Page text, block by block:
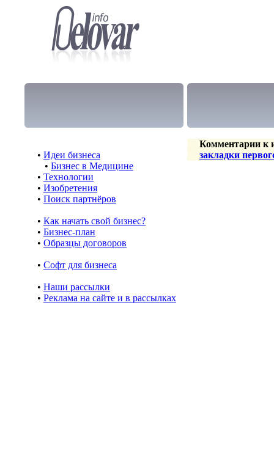
• Идеи бизнеса
• Бизнес в Медицине
• Технологии
• Изобретения
• Поиск партнёров
• Как начать свой бизнес?
• Бизнес-план
• Образцы договоров
• Cофт для бизнеса
• Наши рассылки
• Реклама на сайте и в рассылках
Комментарии к
закладки